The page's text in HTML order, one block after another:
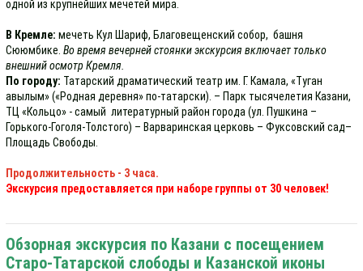
одной из крупнейших мечетей мира.
В Кремле: мечеть Кул Шариф, Благовещенский собор, башня
Сююмбике. Во время вечерней стоянки экскурсия включает только
внешний осмотр Кремля.
По городу: Татарский драматический театр им. Г. Камала, «Туган
авылым» («Родная деревня» по-татарски). – Парк тысячелетия Казани,
ТЦ «Кольцо» - самый литературный район города (ул. Пушкина –
Горького-Гоголя-Толстого) – Варваринская церковь – Фуксовский сад–
Площадь Свободы.
Продолжительность - 3 часа.
Экскурсия предоставляется при наборе группы от 30 человек!
Обзорная экскурсия по Казани с посещением
Старо-Татарской слободы и Казанской иконы